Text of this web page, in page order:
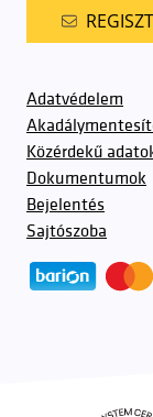
Adatvédelem
Közérdekű
Dokumentumok
Bejelentés
Sajtószoba